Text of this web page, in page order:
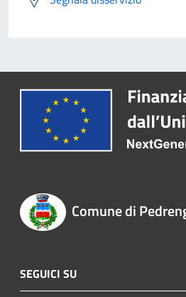
Comune di
SEGUICI SU